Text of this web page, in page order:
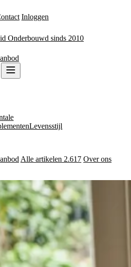
Inloggen
Onderbouwd sinds 2010
Levensstijl
Alle artikelen 2.617 Over ons